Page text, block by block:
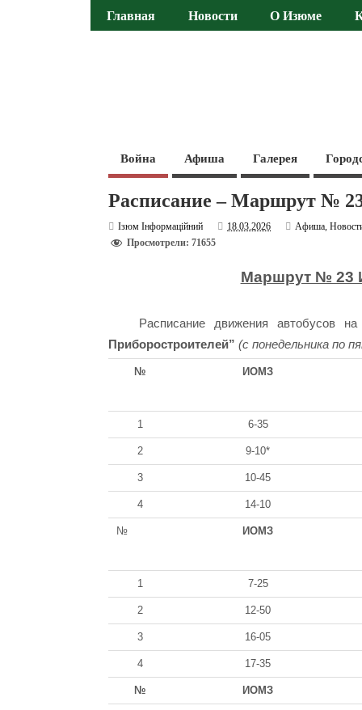
Главная Новости О Изюме
Война Афиша Галерея
Расписание – Маршрут №
Ізюм Інформаційний 18.03.2026 Афиша,
Просмотрели: 71655
Маршрут № 23
Расписание движения автобусов
Приборостроителей” (с понедельника по
№ ИОМЗ
1 6-35
2 9-10*
3 10-45
4 14-10
№ ИОМЗ
1 7-25
2 12-50
3 16-05
4 17-35
№ ИОМЗ